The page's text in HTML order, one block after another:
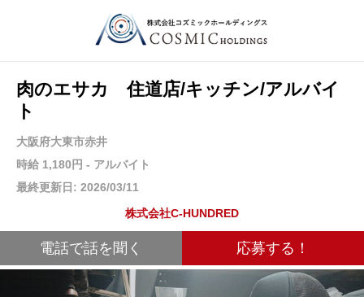
肉のエサカ 住道店/キッチン/アルバイ
ト
大阪府大東市赤井
時給 1,180円 - アルバイト
最終更新日: 2026/03/11
株式会社C-HUNDRED
電話で話を聞く 応募する！